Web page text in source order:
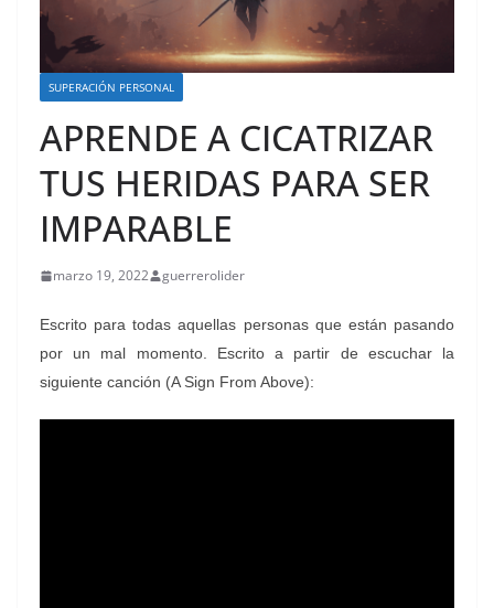
SUPERACIÓN PERSONAL
APRENDE A CICATRIZAR
TUS HERIDAS PARA SER
IMPARABLE
marzo 19, 2022 guerrerolider
Escrito para todas aquellas personas que están pasando
por un mal momento. Escrito a partir de escuchar la
siguiente canción (A Sign From Above):